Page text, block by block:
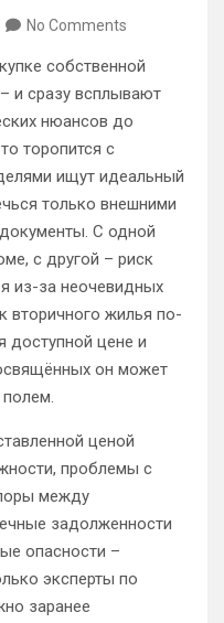
No Comments
собственной
и сразу всплывают
нюансов до
торопится с
ищут идеальный
только внешними
С одной
с другой – риск
из-за неочевидных
вторичного жилья по-
доступной цене и
он может
ценой
проблемы с
между
задолженности
опасности –
эксперты по
заранее